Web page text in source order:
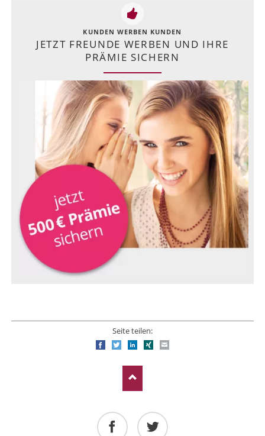
KUNDEN WERBEN KUNDEN
JETZT FREUNDE WERBEN UND IHRE
PRÄMIE SICHERN
Seite teilen:
FacebookTwitterLinkedIn
Xing